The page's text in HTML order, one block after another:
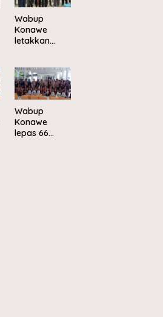
Wabup
Konawe
letakkan
Kampung
Nelayan
Merah Putih
di Muara
Sampara
Wabup
Konawe
lepas 66